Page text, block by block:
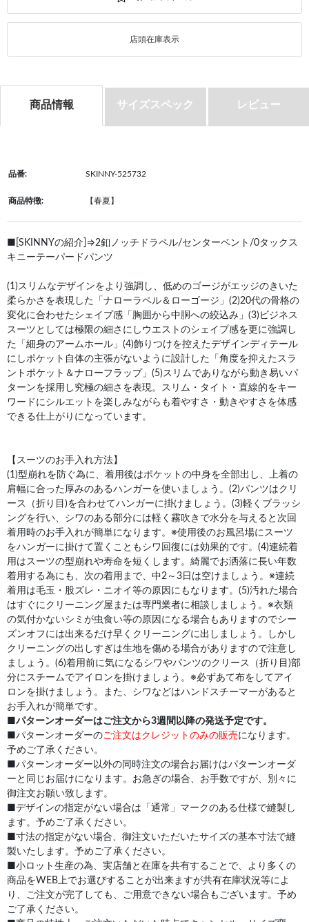
店頭在庫表示
商品情報 サイズスペック レビュー
品番: SKINNY-525732
商品特徴: 【春夏】
■[SKINNYの紹介]⇒2釦ノッチドラペル/センターベント/0タックス
キニーテーパードパンツ
(1)スリムなデザインをより強調し、低めのゴージがエッジのきいた
柔らかさを表現した「ナローラペル＆ローゴージ」(2)20代の骨格の
変化に合わせたシェイプ感「胸囲から中胴への絞込み」(3)ビジネス
スーツとしては極限の細さにしウエストのシェイプ感を更に強調し
た「細身のアームホール」(4)飾りつけを控えたデザインディテール
にしポケット自体の主張がないように設計した「角度を抑えたスラ
ントポケット＆ナローフラップ」(5)スリムでありながら動き易いパ
ターンを採用し究極の細さを表現。スリム・タイト・直線的をキー
ワードにシルエットを楽しみながらも着やすさ・動きやすさを体感
できる仕上がりになっています。
【スーツのお手入れ方法】
(1)型崩れを防ぐ為に、着用後はポケットの中身を全部出し、上着の
肩幅に合った厚みのあるハンガーを使いましょう。(2)パンツはクリ
ース（折り目)を合わせてハンガーに掛けましょう。(3)軽くブラッシ
ングを行い、シワのある部分には軽く霧吹きで水分を与えると次回
着用時のお手入れが簡単になります。※使用後のお風呂場にスーツ
をハンガーに掛けて置くこともシワ回復には効果的です。(4)連続着
用はスーツの型崩れや寿命を短くします。綺麗でお洒落に長い年数
着用する為にも、次の着用まで、中2～3日は空けましょう。※連続
着用は毛玉・股ズレ・ニオイ等の原因にもなります。(5)汚れた場合
はすぐにクリーニング屋または専門業者に相談しましょう。※衣類
の気付かないシミが虫食い等の原因になる場合もありますのでシー
ズンオフには出来るだけ早くクリーニングに出しましょう。しかし
クリーニングの出しすぎは生地を傷める場合がありますので注意し
ましょう。(6)着用前に気になるシワやパンツのクリース（折り目)部
分にスチームでアイロンを掛けましょう。※必ずあて布をしてアイ
ロンを掛けましょう。また、シワなどはハンドスチーマーがあると
お手入れが簡単です。
パターンオーダーはご注文から3週間以降の発送予定です。
■パターンオーダーのご注文はクレジットのみの販売になります。
予めご了承ください。
■パターンオーダー以外の同時注文の場合お届けはパターンオーダ
ーと同じお届けになります。お急ぎの場合、お手数ですが、別々に
御注文お願い致します。
■デザインの指定がない場合は「通常」マークのある仕様で縫製し
ます。予めご了承ください。
■寸法の指定がない場合、御注文いただいたサイズの基本寸法で縫
製いたします。予めご了承ください。
■小ロット生産の為、実店舗と在庫を共有することで、より多くの
商品をWEB上でお選びすることが出来ますが共有在庫状況等によ
り、ご注文が完了しても、ご用意できない場合もございます。予め
ご了承ください。